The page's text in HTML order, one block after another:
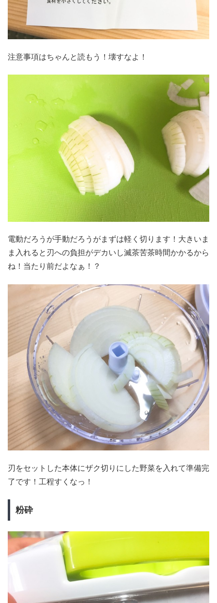
注意事項はちゃんと読もう！壊すなよ！
電動だろうが手動だろうがまずは軽く切ります！大きいま
ま入れると刃への負担がデカいし滅茶苦茶時間かかるから
ね！当たり前だよなぁ！？
刃をセットした本体にザク切りにした野菜を入れて準備完
了です！工程すくなっ！
粉砕